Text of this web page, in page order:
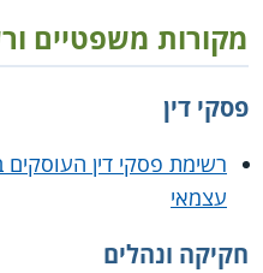
מקורות משפטיים
פסקי דין
רשימת פסקי דין
עצמאי
חקיקה ונהלים